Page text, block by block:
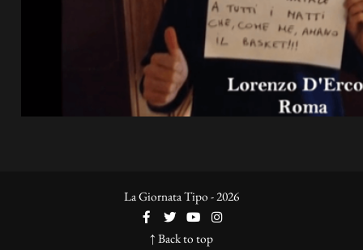
La Giornata Tipo - 2026
↑ Back to top